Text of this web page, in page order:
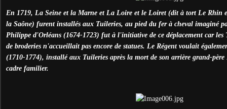
En 1719, La Seine et la Marne et La Loire et le Loiret (dit à tort Le Rhin
la Saône) furent installés aux Tuileries, au pied du fer à cheval imaginé
Philippe d'Orléans (1674-1723) fut à l'initiative de ce déplacement car
de broderies n'accueillait pas encore de statues. Le Régent voulait
(1710-1774), installé aux Tuileries après la mort de son arrière grand-
cadre familier.